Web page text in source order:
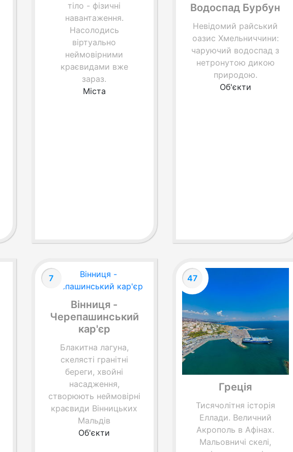
тіло - фізичні
навантаження.
Насолодись
віртуально
неймовірними
краєвидами вже
зараз.
Міста
Водоспад Бурбун
Невідомий райський
оазис Хмельниччини:
чаруючий водоспад з
нетронутою дикою
природою.
Об'єкти
Вінниця -
Черепашинський
кар'єр
7
Блакитна лагуна,
скелясті гранітні
береги, хвойні
насадження,
створюють неймовірні
краєвиди Вінницьких
Мальдів
Об'єкти
Греція
47
Тисячолітня історія
Еллади. Величний
Акрополь в Афінах.
Мальовничі скелі,